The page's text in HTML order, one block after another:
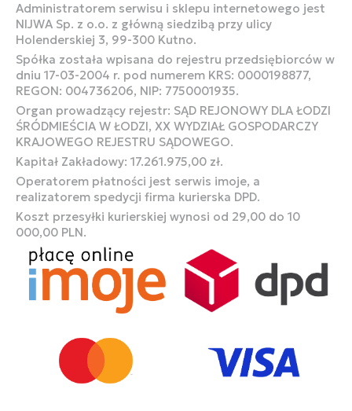
Administratorem serwisu i sklepu internetowego jest
NIJWA Sp. z o.o. z główną siedzibą przy ulicy
Holenderskiej 3, 99-300 Kutno.
Spółka została wpisana do rejestru przedsiębiorców w
dniu 17-03-2004 r. pod numerem KRS: 0000198877,
REGON: 004736206, NIP: 7750001935.
Organ prowadzący rejestr: SĄD REJONOWY DLA ŁODZI
ŚRÓDMIEŚCIA W ŁODZI, XX WYDZIAŁ GOSPODARCZY
KRAJOWEGO REJESTRU SĄDOWEGO.
Kapitał Zakładowy: 17.261.975,00 zł.
Operatorem płatności jest serwis imoje, a
realizatorem spedycji firma kurierska DPD.
Koszt przesyłki kurierskiej wynosi od 29,00 do 10
000,00 PLN.